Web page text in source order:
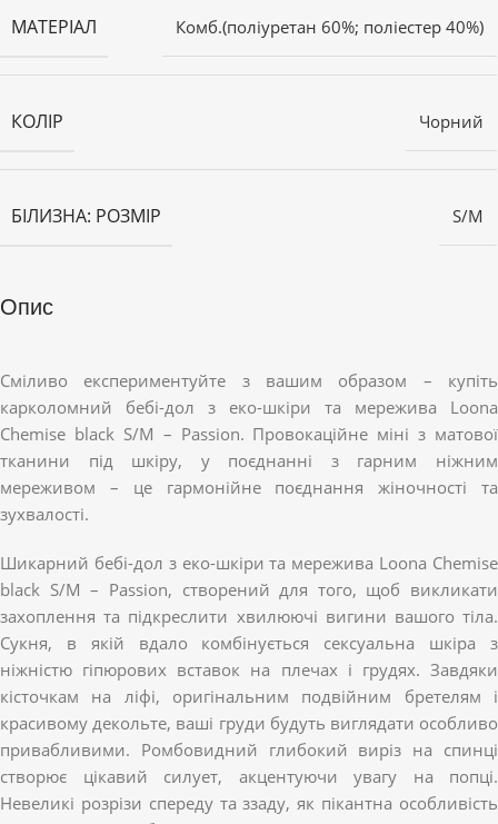
МАТЕРІАЛ Комб.(поліуретан 60%; поліестер 40%)
КОЛІР Чорний
БІЛИЗНА: РОЗМІР S/M
Опис
Сміливо експериментуйте з вашим образом – купіть
карколомний бебі-дол з еко-шкіри та мережива Loona
Chemise black S/M – Passion. Провокаційне міні з матової
тканини під шкіру, у поєднанні з гарним ніжним
мереживом – це гармонійне поєднання жіночності та
зухвалості.
Шикарний бебі-дол з еко-шкіри та мережива Loona Chemise
black S/M – Passion, створений для того, щоб викликати
захоплення та підкреслити хвилюючі вигини вашого тіла.
Сукня, в якій вдало комбінується сексуальна шкіра з
ніжністю гіпюрових вставок на плечах і грудях. Завдяки
кісточкам на ліфі, оригінальним подвійним бретелям і
красивому декольте, ваші груди будуть виглядати особливо
привабливими. Ромбовидний глибокий виріз на спинці
створює цікавий силует, акцентуючи увагу на попці.
Невеликі розрізи спереду та ззаду, як пікантна особливість